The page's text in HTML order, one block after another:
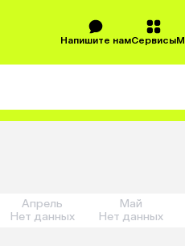
Напишите намСервисы
Апрель
Нет данных
Май
Нет данных